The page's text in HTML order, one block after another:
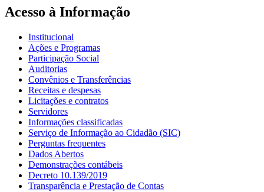
Acesso à Informação
Institucional
Ações e Programas
Participação Social
Auditorias
Convênios e Transferências
Receitas e despesas
Licitações e contratos
Servidores
Informações classificadas
Serviço de Informação ao Cidadão (SIC)
Perguntas frequentes
Dados Abertos
Demonstrações contábeis
Decreto 10.139/2019
Transparência e Prestação de Contas